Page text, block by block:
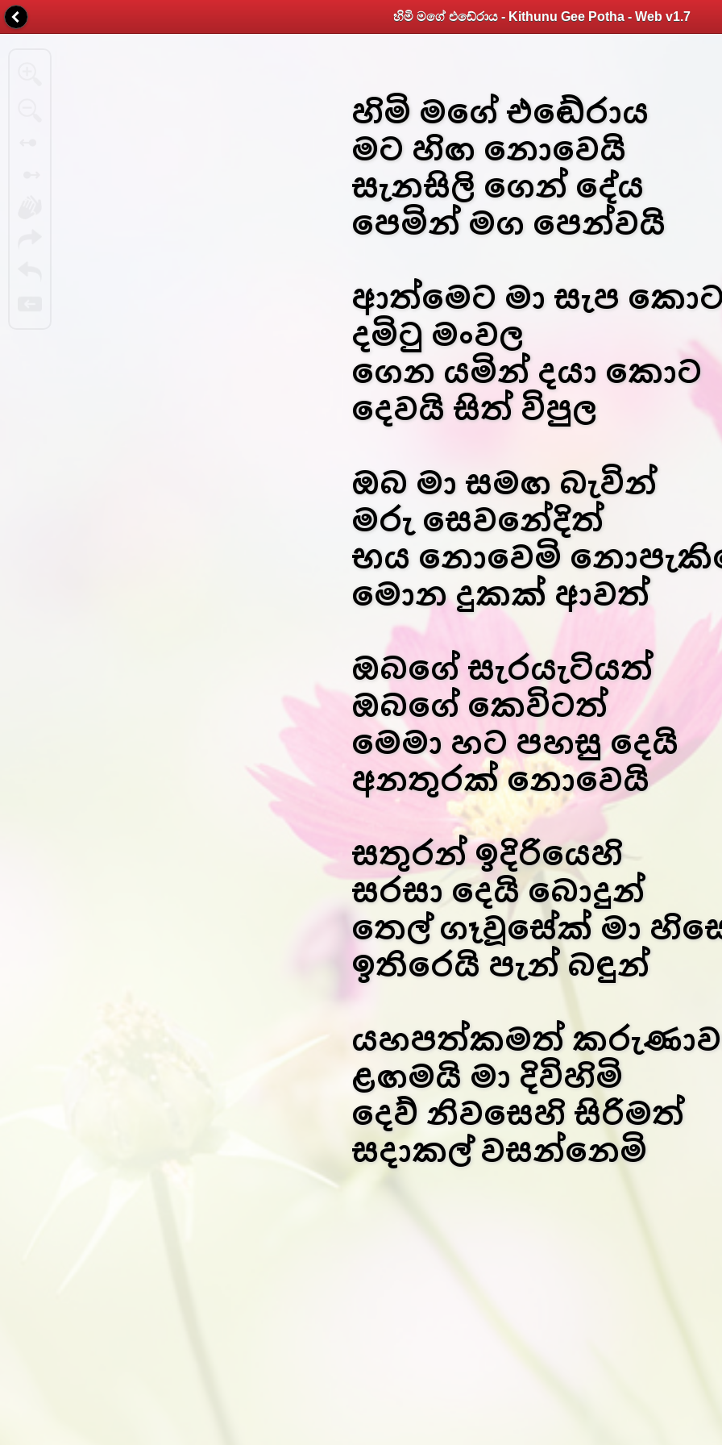
හිමි මගේ එඬේරාය - Kithunu Gee Potha - Web v1.7
හිමි මගේ එඬේරාය
මට හිඟ නොවෙයි
සැනසිලි ගෙන් දේය
පෙමින් මග පෙන්වයි
ආත්මෙට මා සැප
දමිටු මංවල
ගෙන යමින් දයා කොට
දෙවයි සිත් විපුල
ඔබ මා සමඟ බැවින්
මරු සෙවනේදිත්
භය නොවෙමි
මොන දුකක් ආවත්
ඔබගේ සැරයැටියත්
ඔබගේ කෙවිටත්
මෙමා හට පහසු දෙයි
අනතුරක් නොවෙයි
සතුරන් ඉදිරියෙහි
සරසා දෙයි බොදුන්
තෙල් ගෑවූසේක් මා
ඉතිරෙයි පැන් බඳුන්
යහපත්කමත්
ළඟමයි මා දිවිහිමි
දෙව් නිවසෙහි සිරිමත්
සදාකල් වසන්නෙමි